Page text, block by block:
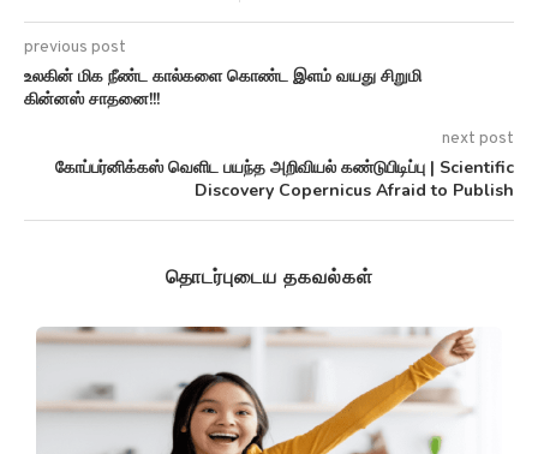
previous post
உலகின் மிக நீண்ட கால்களை கொண்ட இளம் வயது சிறுமி
கின்னஸ் சாதனை!!!
next post
கோப்பர்னிக்கஸ் வெளிட பயந்த அறிவியல் கண்டுபிடிப்பு | Scientific
Discovery Copernicus Afraid to Publish
தொடர்புடைய தகவல்கள்